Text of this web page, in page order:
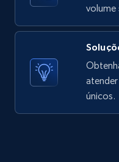
X (formerly
posts by array of
ID, User posted,
posted, Photos,
volume
únicos.